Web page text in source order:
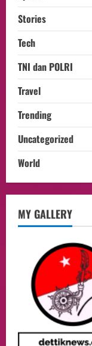
Stories
Tech
TNI dan POLRI
Travel
Trending
Uncategorized
World
MY GALLERY
3